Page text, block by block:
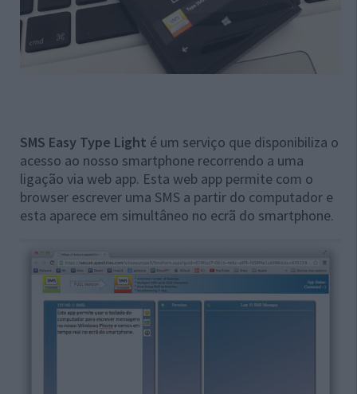
SMS Easy Type Light é um serviço que disponibiliza o
acesso ao nosso smartphone recorrendo a uma
ligação via web app. Esta web app permite com o
browser escrever uma SMS a partir do computador e
esta aparece em simultâneo no ecrã do smartphone.